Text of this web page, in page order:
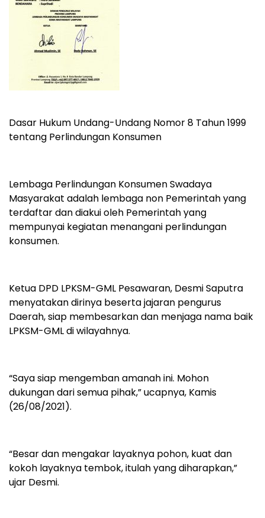
Dasar Hukum Undang-Undang Nomor 8 Tahun 1999
tentang Perlindungan Konsumen
Lembaga Perlindungan Konsumen Swadaya
Masyarakat adalah lembaga non Pemerintah yang
terdaftar dan diakui oleh Pemerintah yang
mempunyai kegiatan menangani perlindungan
konsumen.
Ketua DPD LPKSM-GML Pesawaran, Desmi Saputra
menyatakan dirinya beserta jajaran pengurus
Daerah, siap membesarkan dan menjaga nama baik
LPKSM-GML di wilayahnya.
“Saya siap mengemban amanah ini. Mohon
dukungan dari semua pihak,” ucapnya, Kamis
(26/08/2021).
“Besar dan mengakar layaknya pohon, kuat dan
kokoh layaknya tembok, itulah yang diharapkan,”
ujar Desmi.